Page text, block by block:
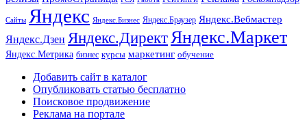
Сайты Яндекс Яндекс.Бизнес Яндекс.Браузер Яндекс.Вебмастер
Яндекс.Дзен Яндекс.ДиректЯндекс.Маркет
Яндекс.Метрика бизнес курсы маркетинг обучение
Добавить сайт в каталог
Опубликовать статью бесплатно
Поисковое продвижение
Реклама на портале